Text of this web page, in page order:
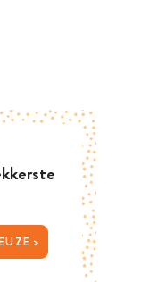
JOUW NIEUWSBRIEFKEUZE >